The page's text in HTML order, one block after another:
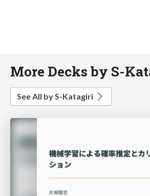
More Decks by S-
See All by S-Katagiri